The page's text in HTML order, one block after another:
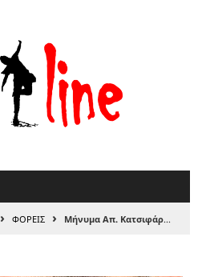
› ΦΟΡΕΙΣ › Μήνυμα Απ. Κατσιφάρα για την Πρωτομαγιά: Να επανέλθουν τα συλλογικά δικαιώματα